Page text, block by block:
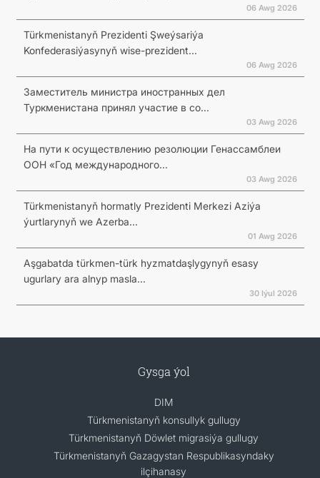
06 Awg 2026
Türkmenistanyň Prezidenti Şweýsariýa
Konfederasiýasynyň wise-prezident...
06 Awg 2026
Заместитель министра иностранных дел
Туркменистана принял участие в со...
03 Awg 2026
На пути к осуществлению резолюции Генассамблеи
ООН «Год международного...
03 Awg 2026
Türkmenistanyň hormatly Prezidenti Merkezi Aziýa
ýurtlarynyň we Azerba...
01 Awg 2026
Aşgabatda türkmen-türk hyzmatdaşlygynyň esasy
ugurlary ara alnyp masla...
30 Iýul 2026
Gysga ýol
DIM
Türkmenistanyň konsullyk gullugy
Türkmenistanyň Döwlet migrasiýa gullugy
Türkmenistanyň Gazagystan Respublikasyndaky
ilçihanasy